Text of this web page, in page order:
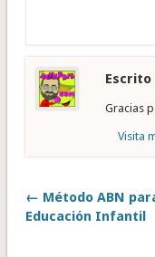
Escrito
Gracias
Visita
← Método ABN
Educación Infantil